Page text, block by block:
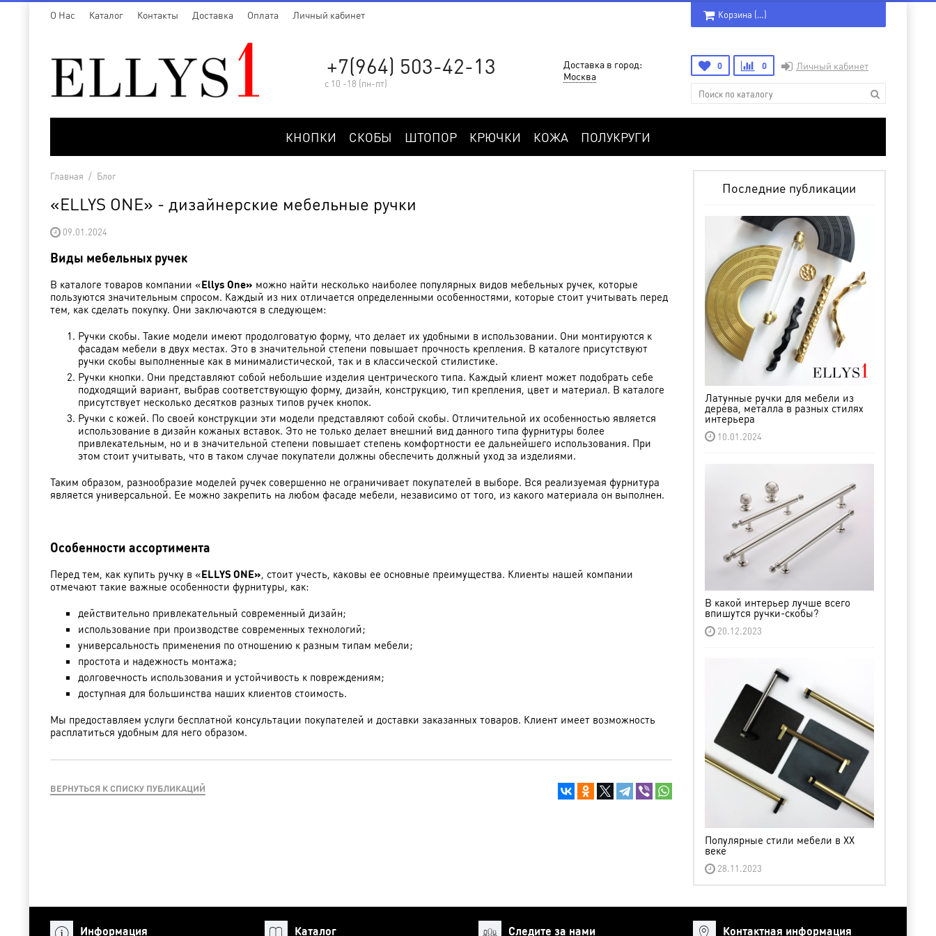
O Нас Каталог Контакты Доставка Оплата Личный кабинет Корзина (…)
+7(964) 503-42-13
с 10 -18 (пн-пт)
Доставка в город:
Москва
0 0 Личный кабинет
КНОПКИ СКОБЫ ШТОПОР КРЮЧКИ КОЖА ПОЛУКРУГИ
Главная / Блог
«ELLYS ONE» - дизайнерские мебельные ручки
09.01.2024
Виды мебельных ручек
В каталоге товаров компании «Ellys One» можно найти несколько наиболее популярных видов мебельных ручек, которые
пользуются значительным спросом. Каждый из них отличается определенными особенностями, которые стоит учитывать перед
тем, как сделать покупку. Они заключаются в следующем:
Ручки скобы. Такие модели имеют продолговатую форму, что делает их удобными в использовании. Они монтируются к
фасадам мебели в двух местах. Это в значительной степени повышает прочность крепления. В каталоге присутствуют
ручки скобы выполненные как в минималистической, так и в классической стилистике.
Ручки кнопки. Они представляют собой небольшие изделия центрического типа. Каждый клиент может подобрать себе
подходящий вариант, выбрав соответствующую форму, дизайн, конструкцию, тип крепления, цвет и материал. В каталоге
присутствует несколько десятков разных типов ручек кнопок.
Ручки с кожей. По своей конструкции эти модели представляют собой скобы. Отличительной их особенностью является
использование в дизайн кожаных вставок. Это не только делает внешний вид данного типа фурнитуры более
привлекательным, но и в значительной степени повышает степень комфортности ее дальнейшего использования. При
этом стоит учитывать, что в таком случае покупатели должны обеспечить должный уход за изделиями.
Таким образом, разнообразие моделей ручек совершенно не ограничивает покупателей в выборе. Вся реализуемая фурнитура
является универсальной. Ее можно закрепить на любом фасаде мебели, независимо от того, из какого материала он выполнен.
Особенности ассортимента
Перед тем, как купить ручку в «ELLYS ONE», стоит учесть, каковы ее основные преимущества. Клиенты нашей компании
отмечают такие важные особенности фурнитуры, как:
действительно привлекательный современный дизайн;
использование при производстве современных технологий;
универсальность применения по отношению к разным типам мебели;
простота и надежность монтажа;
долговечность использования и устойчивость к повреждениям;
доступная для большинства наших клиентов стоимость.
Мы предоставляем услуги бесплатной консультации покупателей и доставки заказанных товаров. Клиент имеет возможность
расплатиться удобным для него образом.
ВЕРНУТЬСЯ К СПИСКУ ПУБЛИКАЦИЙ
Последние публикации
Латунные ручки для мебели из
дерева, металла в разных стилях
интерьера
10.01.2024
В какой интерьер лучше всего
впишутся ручки-скобы?
20.12.2023
Популярные стили мебели в XX
веке
28.11.2023
Информация Каталог Следите за нами Контактная информация